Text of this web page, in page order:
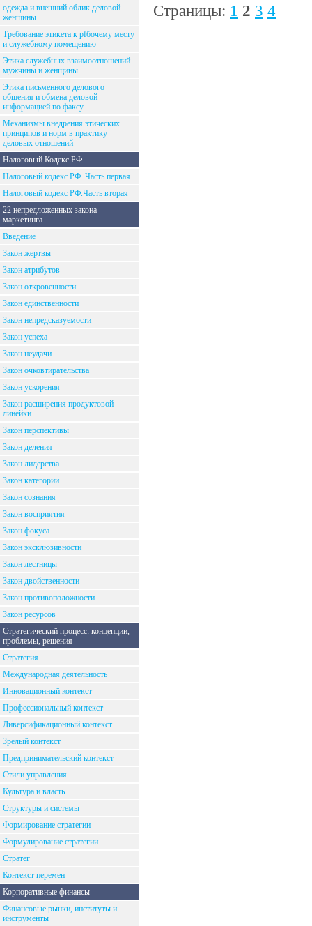
одежда и внешний облик деловой
женщины
Требование этикета к рfбочему месту
и служебному помещению
Этика служебных взаимоотношений
мужчины и женщины
Этика письменного делового
общения и обмена деловой
информацией по факсу
Механизмы внедрения этических
принципов и норм в практику
деловых отношений
Налоговый Кодекс РФ
Налоговый кодекс РФ. Часть первая
Налоговый кодекс РФ.Часть вторая
22 непредложенных закона
маркетинга
Введение
Закон жертвы
Закон атрибутов
Закон откровенности
Закон единственности
Закон непредсказуемости
Закон успеха
Закон неудачи
Закон очковтирательства
Закон ускорения
Закон расширения продуктовой
линейки
Закон перспективы
Закон деления
Закон лидерства
Закон категории
Закон сознания
Закон восприятия
Закон фокуса
Закон эксклюзивности
Закон лестницы
Закон двойственности
Закон противоположности
Закон ресурсов
Стратегический процесс: концепции,
проблемы, решения
Стратегия
Международная деятельность
Инновационный контекст
Профессиональный контекст
Диверсификационный контекст
Зрелый контекст
Предпринимательский контекст
Стили управления
Культура и власть
Структуры и системы
Формирование стратегии
Формулирование стратегии
Стратег
Контекст перемен
Корпоративные финансы
Финансовые рынки, институты и
инструменты
Страницы: 1 2 3 4